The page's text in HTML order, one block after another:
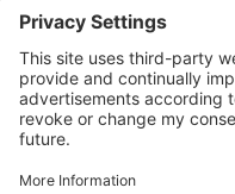
Derechos de autor © Many